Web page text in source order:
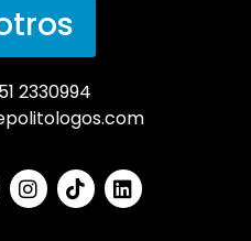
2330994